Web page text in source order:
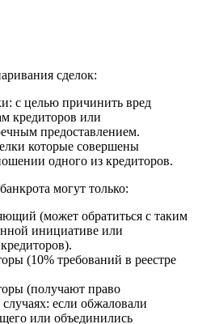
сделок:
с целью причинить вред
кредиторов или
предоставлением.
которые совершены
одного из кредиторов.
могут только:
(может обратиться с таким
инициативе или
(10% требований в реестре
(получают право
если обжаловали
или объединились